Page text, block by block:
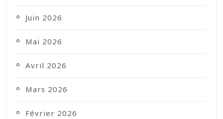
Juin 2026
Mai 2026
Avril 2026
Mars 2026
Février 2026